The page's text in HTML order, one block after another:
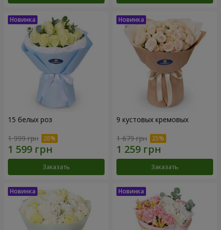
15 белых роз
1 999 грн
Заказать
9 кустовых кремовых
1 679 грн
Заказать